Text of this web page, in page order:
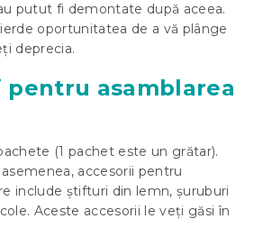
putut fi demontate după aceea.
oportunitatea de a vă plânge
deprecia.
asamblarea
(1 pachet este un grătar).
accesorii pentru
include știfturi din lemn, șuruburi
Aceste accesorii le veți găsi în